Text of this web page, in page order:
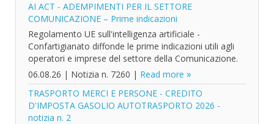
AI ACT - ADEMPIMENTI PER IL SETTORE
COMUNICAZIONE – Prime indicazioni
Regolamento UE sull'intelligenza artificiale -
Confartigianato diffonde le prime indicazioni utili agli
operatori e imprese del settore della Comunicazione.
06.08.26 | Notizia n. 7260 | Read more
TRASPORTO MERCI E PERSONE - CREDITO
D'IMPOSTA GASOLIO AUTOTRASPORTO 2026 -
notizia n. 2